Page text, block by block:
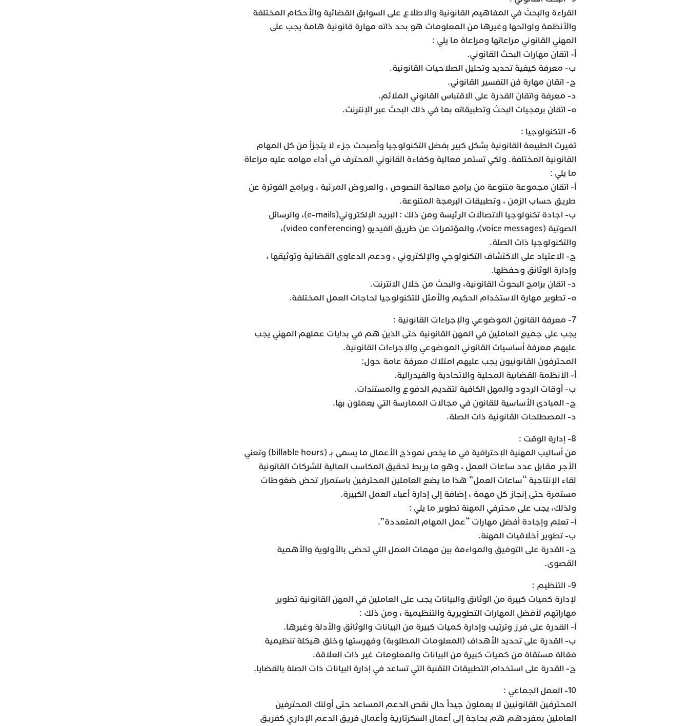
القراءة والبحث في المفاهيم القانونية والاطلاع على السوابق القضائية والأحكام المختلفة
والأنظمة ولوائحها وغيرها من المعلومات هو بحد ذاته مهارة قانونية هامة يجب على
المهني القانوني مراعاتها ومراعاة ما يلي :
أ- اتقان مهارات البحث القانوني.
ب- معرفة كيفية تحديد وتحليل الصلاحيات القانونية.
ج- اتقان مهارة فن التفسير القانوني.
د- معرفة واتقان القدرة على الاقتباس القانوني الملائم.
ه- اتقان برمجيات البحث وتطبيقاته بما في ذلك البحث عبر الإنترنت.
6- التكنولوجيا :
تغيرت الطبيعة القانونية بشكل كبير بفضل التكنولوجيا وأصبحت جزء لا يتجزأ من كل المهام
القانونية المختلفة. ولكي تستمر فعالية وكفاءة القانوني المحترف في أداء مهامه عليه مراعاة
ما يلي :
أ- اتقان مجموعة متنوعة من برامج معالجة النصوص ، والعروض المرئية ، وبرامج الفوترة عن
طريق حساب الزمن ، وتطبيقات البرمجة المتنوعة.
ب- اجادة تكنولوجيا الاتصالات الرئيسة ومن ذلك : البريد الإلكتروني(e-mails)، والرسائل
الصوتية (voice messages)، والمؤتمرات عن طريق الفيديو (video conferencing)،
والتكنولوجيا ذات الصلة.
ج- الاعتياد على الاكتشاف التكنولوجي والإلكتروني ، ودعم الدعاوى القضائية وتوثيقها ،
وإدارة الوثائق وحفظها.
د- اتقان برامج البحوث القانونية، والبحث من خلال الانترنت.
ه- تطوير مهارة الاستخدام الحكيم والأمثل للتكنولوجيا لحاجات العمل المختلفة.
7- معرفة القانون الموضوعي والإجراءات القانونية :
يجب على جميع العاملين في المهن القانونية حتى الذين هم في بدايات عملهم المهني يجب
عليهم معرفة أساسيات القانوني الموضوعي والإجراءات القانونية.
المحترفون القانونيون يجب عليهم امتلاك معرفة عامة حول:
أ- الأنظمة القضائية المحلية والاتحادية والفيدرالية.
ب- أوقات الردود والمهل الكافية لتقديم الدفوع والمستندات.
ج- المبادئ الأساسية للقانون في مجالات الممارسة التي يعملون بها.
د- المصطلحات القانونية ذات الصلة.
8- إدارة الوقت :
من أساليب المهنية الإحترافية في ما يخص نموذج الأعمال ما يسمى بـ (billable hours) وتعني
الأجر مقابل عدد ساعات العمل ، وهو ما يربط تحقيق المكاسب المالية للشركات القانونية
لقاء الإنتاجية “ساعات العمل” هذا ما يضع العاملين المحترفين باستمرار تحض ضغوطات
مستمرة حتى إنجاز كل مهمة ، إضافة إلى إدارة أعباء العمل الكبيرة.
ولذلك، يجب على محترفي المهنة تطوير ما يلي :
أ- تعلم وإجادة أفضل مهارات “عمل المهام المتعددة”.
ب- تطوير أخلاقيات المهنة.
ج- القدرة على التوفيق والمواءمة بين مهمات العمل التي تحضى بالأولوية والأهمية
القصوى.
9- التنظيم :
لإدارة كميات كبيرة من الوثائق والبيانات يجب على العاملين في المهن القانونية تطوير
مهاراتهم لأفضل المهارات التطويرية والتنظيمية ، ومن ذلك :
أ- القدرة على فرز وترتيب وإدارة كميات كبيرة من البيانات والوثائق والأدلة وغيرها.
ب- القدرة على تحديد الأهداف (المعلومات المطلوبة) وفهرستها وخلق هيكلة تنظيمية
فعّالة مستقاة من كميات كبيرة من البيانات والمعلومات غير ذات العلاقة.
ج- القدرة على استخدام التطبيقات التقنية التي تساعد في إدارة البيانات ذات الصلة بالقضايا.
10- العمل الجماعي :
المحترفين القانونيين لا يعملون جيداً حال نقص الدعم المساعد حتى أولئك المحترفين
العاملين بمفردهم هم بحاجة إلى أعمال السكرتارية وأعمال فريق الدعم الإداري كفريق